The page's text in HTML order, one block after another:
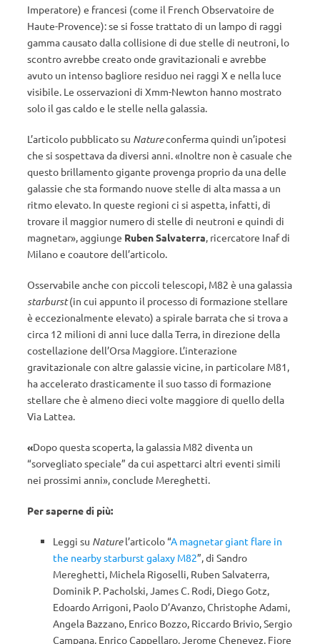
Imperatore) e francesi (come il French Observatoire de
Haute-Provence): se si fosse trattato di un lampo di raggi
gamma causato dalla collisione di due stelle di neutroni, lo
scontro avrebbe creato onde gravitazionali e avrebbe
avuto un intenso bagliore residuo nei raggi X e nella luce
visibile. Le osservazioni di Xmm-Newton hanno mostrato
solo il gas caldo e le stelle nella galassia.
L’articolo pubblicato su Natureconferma quindi un’ipotesi
che si sospettava da diversi anni. «Inoltre non è casuale che
questo brillamento gigante provenga proprio da una delle
galassie che sta formando nuove stelle di alta massa a un
ritmo elevato. In queste regioni ci si aspetta, infatti, di
trovare il maggior numero di stelle di neutroni e quindi di
magnetar», aggiunge Ruben Salvaterra, ricercatore Inaf di
Milano e coautore dell’articolo.
Osservabile anche con piccoli telescopi, M82 è una galassia
starburst(in cui appunto il processo di formazione stellare
è eccezionalmente elevato) a spirale barrata che si trova a
circa 12 milioni di anni luce dalla Terra, in direzione della
costellazione dell’Orsa Maggiore. L’interazione
gravitazionale con altre galassie vicine, in particolare M81,
ha accelerato drasticamente il suo tasso di formazione
stellare che è almeno dieci volte maggiore di quello della
Via Lattea.
«Dopo questa scoperta, la galassia M82 diventa un
“sorvegliato speciale” da cui aspettarci altri eventi simili
nei prossimi anni», conclude Mereghetti.
Per saperne di più:
Leggi su Naturel’articolo “A magnetar giant flare in
the nearby starburst galaxy M82”, di Sandro
Mereghetti, Michela Rigoselli, Ruben Salvaterra,
Dominik P. Pacholski, James C. Rodi, Diego Gotz,
Edoardo Arrigoni, Paolo D’Avanzo, Christophe Adami,
Angela Bazzano, Enrico Bozzo, Riccardo Brivio, Sergio
Campana, Enrico Cappellaro, Jerome Chenevez, Fiore